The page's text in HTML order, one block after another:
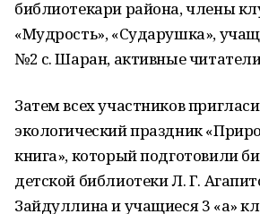
библиотекари района, члены
«Мудрость», «Сударушка»,
№2 с. Шаран, активные
Затем всех участников
экологический праздник
книга», который подготовили
детской библиотеки Л. Г.
Зайдуллина и учащиеся 3 «а»